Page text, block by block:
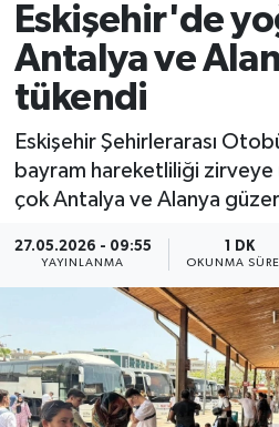
Eskişehir'de
Antalya ve
tükendi
Eskişehir Şehirlerarası
bayram hareketliliği zirveye
çok Antalya ve Alanya
27.05.2026 - 09:55
YAYINLANMA
1 DK
OKUNMA
Spor
Turizm
Ekonomi
Gazipaşa
Tüm Manşetler
Son Dakika Haberleri
Haber Arşivi